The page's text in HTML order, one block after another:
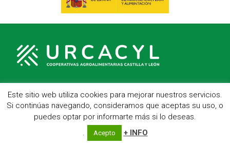
C/ Hípica, 1, entreplanta - 47007 Valladolid
Telf.: 983 23 95 15 - Fax: 983 22 23 56 -Aviso Legal
Este sitio web utiliza cookies para mejorar nuestros servicios.
Si continúas navegando, consideramos que aceptas su uso, o
puedes optar por informarte más si lo deseas.
.
Acepto + INFO